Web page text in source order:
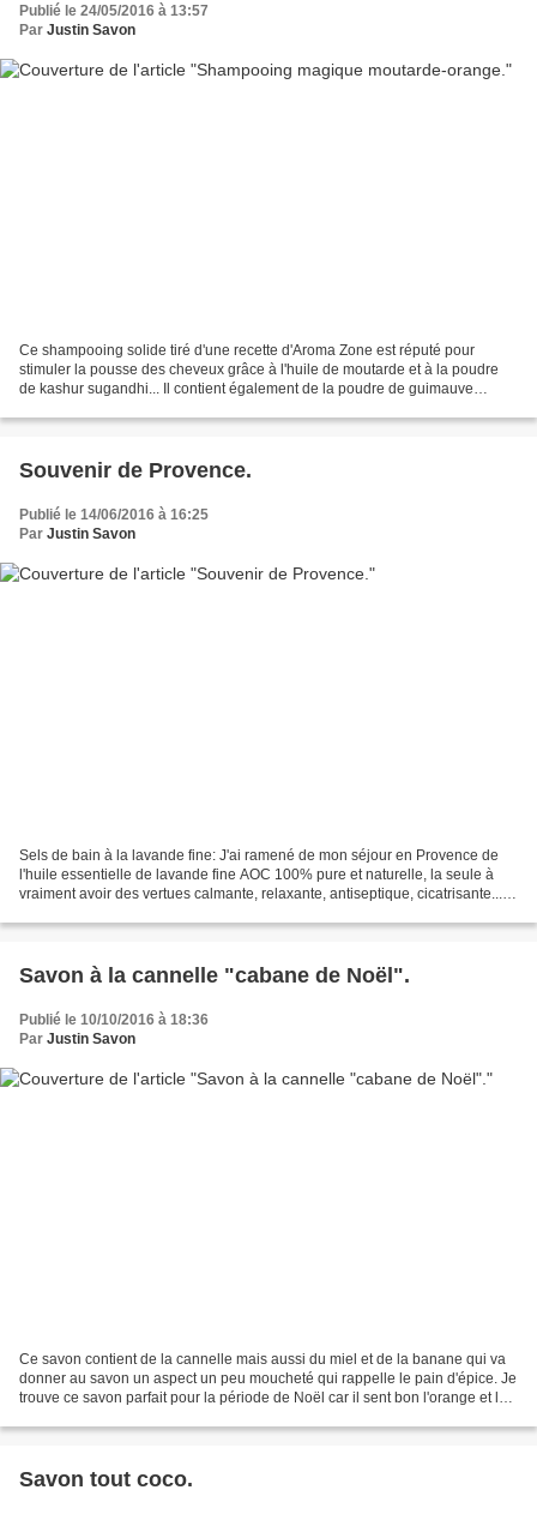
Publié le 24/05/2016 à 13:57
Par Justin Savon
Ce shampooing solide tiré d'une recette d'Aroma Zone est réputé pour
stimuler la pousse des cheveux grâce à l'huile de moutarde et à la poudre
de kashur sugandhi... Il contient également de la poudre de guimauve
Souvenir de Provence.
Publié le 14/06/2016 à 16:25
Par Justin Savon
Sels de bain à la lavande fine: J'ai ramené de mon séjour en Provence de
l'huile essentielle de lavande fine AOC 100% pure et naturelle, la seule à
vraiment avoir des vertues calmante, relaxante, antiseptique, cicatrisante...
Savon à la cannelle "cabane de Noël".
Publié le 10/10/2016 à 18:36
Par Justin Savon
Ce savon contient de la cannelle mais aussi du miel et de la banane qui va
donner au savon un aspect un peu moucheté qui rappelle le pain d'épice. Je
trouve ce savon parfait pour la période de Noël car il sent bon l'orange et la
Savon tout coco.